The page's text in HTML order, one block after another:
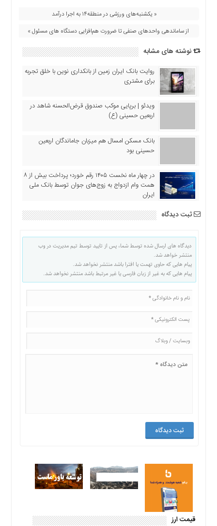
« یکشنبه‌های ورزشی در منطقه۱۴ به اجرا درآمد
از ساماندهی واحدهای صنفی تا ضرورت هم‌افزایی دستگاه های مسئول »
نوشته های مشابه
روایت بانک ایران زمین از بانکداری نوین با خلق تجربه
برای مشتری
ویدئو | برپایی موکب صندوق قرض‌الحسنه شاهد در
اربعین حسینی (ع)
بانک مسکن امسال هم میزبان جاماندگان اربعین
حسینی بود
در چهار ماه نخست ۱۴۰۵ رقم خورد؛ پرداخت بیش از ۸
همت وام ازدواج به زوج‌های جوان توسط بانک ملی
ایران
ثبت دیدگاه
دیدگاه های ارسال شده توسط شما، پس از تایید توسط تیم مدیریت در وب
منتشر خواهد شد.
پیام هایی که حاوی تهمت یا افترا باشد منتشر نخواهد شد.
پیام هایی که به غیر از زبان فارسی یا غیر مرتبط باشد منتشر نخواهد شد.
قیمت ارز